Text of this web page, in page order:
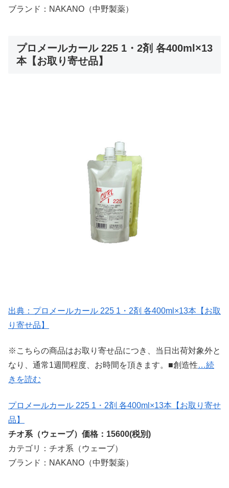
ブランド：NAKANO（中野製薬）
プロメールカール 225 1・2剤 各400ml×13
本【お取り寄せ品】
出典：プロメールカール 225 1・2剤 各400ml×13本【お取
り寄せ品】
※こちらの商品はお取り寄せ品につき、当日出荷対象外と
なり、通常1週間程度、お時間を頂きます。■創造性…続
きを読む
プロメールカール 225 1・2剤 各400ml×13本【お取り寄せ
品】
チオ系（ウェーブ）価格：15600(税別)
カテゴリ：チオ系（ウェーブ）
ブランド：NAKANO（中野製薬）